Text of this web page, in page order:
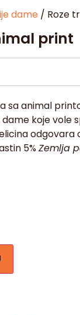
dame/ Roze
print
sa animal
koje vole
odgovara
5%Zemlja